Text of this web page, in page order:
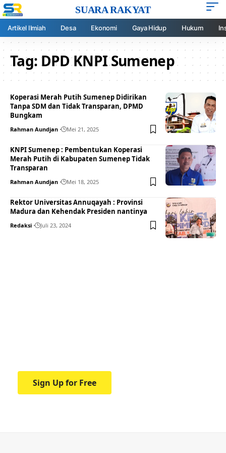
SUARA RAKYAT
Artikel Ilmiah Desa Ekonomi Gaya Hidup Hukum
Tag:DPD KNPI Sumenep
Koperasi Merah Putih Sumenep Didirikan
Tanpa SDM dan Tidak Transparan, DPMD
Bungkam
Rahman Aundjan Mei 21, 2025
KNPI Sumenep : Pembentukan Koperasi
Merah Putih di Kabupaten Sumenep Tidak
Transparan
Rahman Aundjan Mei 18, 2025
Rektor Universitas Annuqayah : Provinsi
Madura dan Kehendak Presiden nantinya
Redaksi Juli 23, 2024
Sign Up for Free